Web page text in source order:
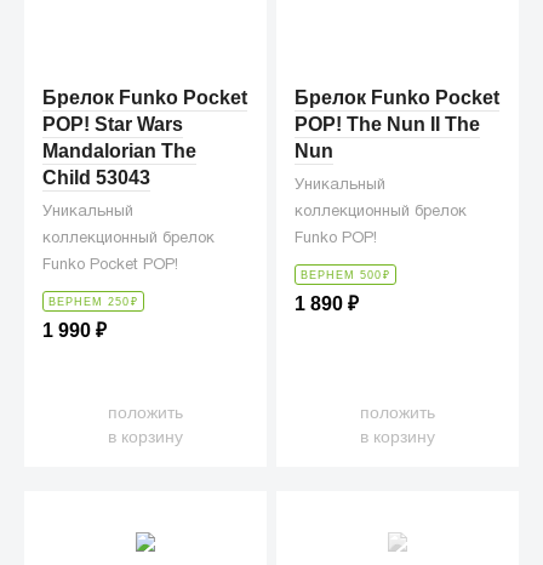
Брелок Funko Pocket
POP! Star Wars
Mandalorian The
Child 53043
Уникальный
коллекционный брелок
Funko Pocket POP!
ВЕРНЕМ 250 ₽
1 990₽
положить
в корзину
Брелок Funko Pocket
POP! The Nun II The
Nun
Уникальный
коллекционный брелок
Funko POP!
ВЕРНЕМ 500 ₽
1 890₽
положить
в корзину